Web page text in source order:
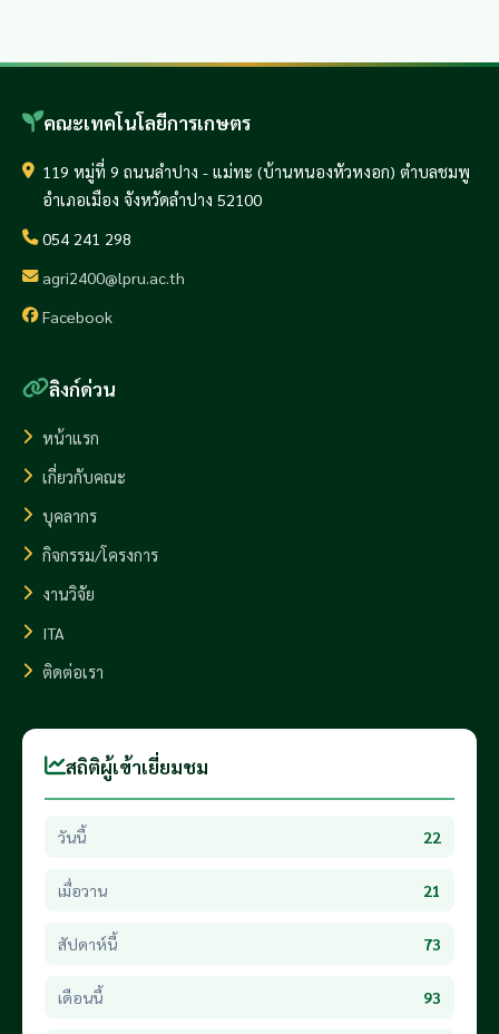
คณะเทคโนโลยีการเกษตร
119 หมู่ที่ 9 ถนนลำปาง - แม่ทะ (บ้านหนองหัวหงอก) ตำบลชมพู
อำเภอเมือง จังหวัดลำปาง 52100
054 241 298
agri2400@lpru.ac.th
Facebook
ลิงก์ด่วน
หน้าแรก
เกี่ยวกับคณะ
บุคลากร
กิจกรรม/โครงการ
งานวิจัย
ITA
ติดต่อเรา
สถิติผู้เข้าเยี่ยมชม
วันนี้ 22
เมื่อวาน 21
สัปดาห์นี้ 73
เดือนนี้ 93